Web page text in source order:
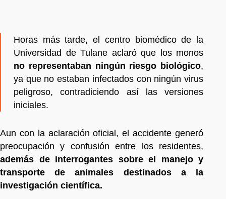
Horas más tarde, el centro biomédico de la
Universidad de Tulane aclaró que los monos
no representaban ningún riesgo biológico,
ya que no estaban infectados con ningún virus
peligroso, contradiciendo así las versiones
iniciales.
Aun con la aclaración oficial, el accidente generó
preocupación y confusión entre los residentes,
además de interrogantes sobre el manejo y
transporte de animales destinados a la
investigación científica.